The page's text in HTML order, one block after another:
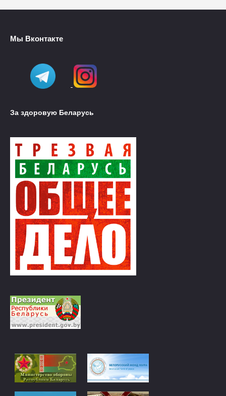
Мы Вконтакте
За здоровую Беларусь